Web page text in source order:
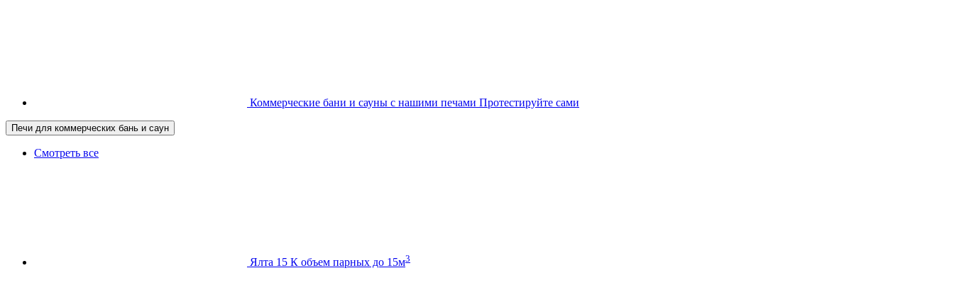
Коммерческие бани и сауны с нашими печами Протестируйте сами
Печи для коммерческих бань и саун
Смотреть все
Ялта 15 К объем парных до 15м3